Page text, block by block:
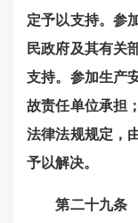
定予以支持。参
民政府及其有关
支持。参加生产
故责任单位承担
法律法规规定，
予以解决。
第二十九